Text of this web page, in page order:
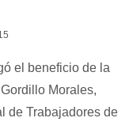
el beneficio de la
Morales,
de Trabajadores de